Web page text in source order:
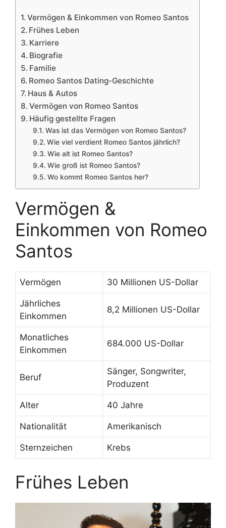
Vermögen & Einkommen von Romeo Santos
Frühes Leben
Karriere
Biografie
Familie
Romeo Santos Dating-Geschichte
Haus & Autos
Vermögen von Romeo Santos
Häufig gestellte Fragen
Was ist das Vermögen von Romeo Santos?
Wie viel verdient Romeo Santos jährlich?
Wie alt ist Romeo Santos?
Wie groß ist Romeo Santos?
Wo kommt Romeo Santos her?
Vermögen &
Einkommen von Romeo
Santos
Vermögen 30 Millionen US-Dollar
Jährliches
Einkommen
8,2 Millionen US-Dollar
Monatliches
Einkommen
684.000 US-Dollar
Beruf
Sänger, Songwriter,
Produzent
Alter 40 Jahre
Nationalität Amerikanisch
Sternzeichen Krebs
Frühes Leben